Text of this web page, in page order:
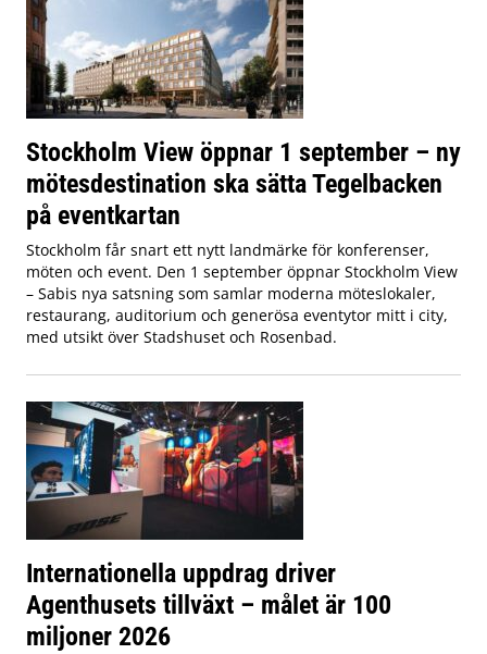
Stockholm View öppnar 1 september – ny
mötesdestination ska sätta Tegelbacken
på eventkartan
Stockholm får snart ett nytt landmärke för konferenser,
möten och event. Den 1 september öppnar Stockholm View
– Sabis nya satsning som samlar moderna möteslokaler,
restaurang, auditorium och generösa eventytor mitt i city,
med utsikt över Stadshuset och Rosenbad.
Internationella uppdrag driver
Agenthusets tillväxt – målet är 100
miljoner 2026